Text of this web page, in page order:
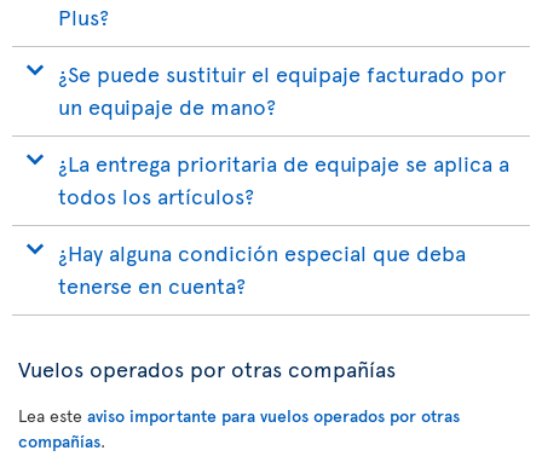
Plus?
¿Se puede sustituir el equipaje facturado por
un equipaje de mano?
¿La entrega prioritaria de equipaje se aplica a
todos los artículos?
¿Hay alguna condición especial que deba
tenerse en cuenta?
Vuelos operados por otras compañías
Lea este aviso importante para vuelos operados por otras
compañías.